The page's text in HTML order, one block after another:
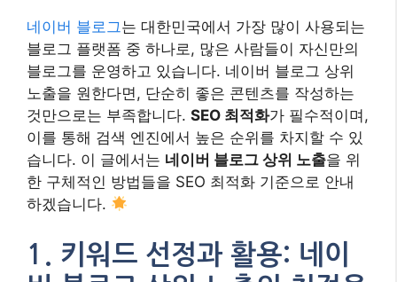
네이버 블로그는 대한민국에서 가장 많이 사용되는
블로그 플랫폼 중 하나로, 많은 사람들이 자신만의
블로그를 운영하고 있습니다. 네이버 블로그 상위
노출을 원한다면, 단순히 좋은 콘텐츠를 작성하는
것만으로는 부족합니다. SEO 최적화가 필수적이며,
이를 통해 검색 엔진에서 높은 순위를 차지할 수 있
습니다. 이 글에서는 네이버 블로그 상위 노출을 위
한 구체적인 방법들을 SEO 최적화 기준으로 안내
하겠습니다.
1. 키워드 선정과 활용: 네이